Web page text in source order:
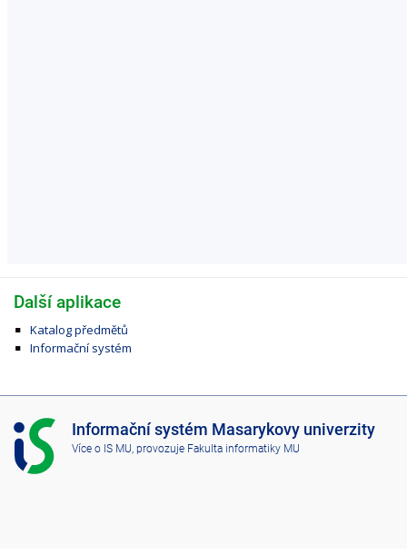
Další aplikace
Katalog předmětů
Informační systém
I
S
M
Informační systém Masarykovy univerzity
Více o IS MU , provozuje Fakulta informatiky MU